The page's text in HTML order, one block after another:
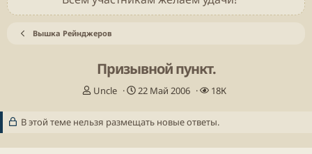
Вышка Рейнджеров
Призывной пункт.
А
о
Uncle
Д
а
22 Май 2006
П
с
18К
В этой теме нельзя размещать новые ответы.